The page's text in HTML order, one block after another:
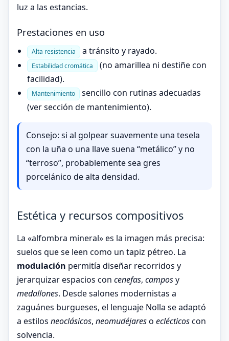
luz a las estancias.
Prestaciones en uso
Alta resistencia a tránsito y rayado.
Estabilidad cromática
(no amarillea ni destiñe con
facilidad).
Mantenimiento
sencillo con rutinas adecuadas
(ver sección de mantenimiento).
Consejo: si al golpear suavemente una tesela
con la uña o una llave suena “metálico” y no
“terroso”, probablemente sea gres
porcelánico de alta densidad.
Estética y recursos compositivos
La «alfombra mineral» es la imagen más precisa:
suelos que se leen como un tapiz pétreo. La
modulación permitía diseñar recorridos y
jerarquizar espacios con cenefas, camposy
medallones. Desde salones modernistas a
zaguánes burgueses, el lenguaje Nolla se adaptó
a estilos neoclásicos, neomudéjareso eclécticoscon
solvencia.